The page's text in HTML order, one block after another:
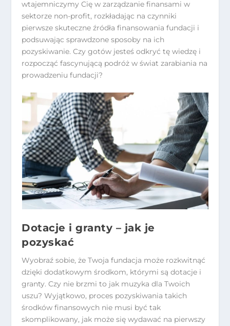
wtajemniczymy Cię w zarządzanie finansami w
sektorze non-profit, rozkładając na czynniki
pierwsze skuteczne źródła finansowania fundacji i
podsuwając sprawdzone sposoby na ich
pozyskiwanie. Czy gotów jesteś odkryć tę wiedzę i
rozpocząć fascynującą podróż w świat zarabiania na
prowadzeniu fundacji?
Dotacje i granty – jak je
pozyskać
Wyobraź sobie, że Twoja fundacja może rozkwitnąć
dzięki dodatkowym środkom, którymi są dotacje i
granty. Czy nie brzmi to jak muzyka dla Twoich
uszu? Wyjątkowo, proces pozyskiwania takich
środków finansowych nie musi być tak
skomplikowany, jak może się wydawać na pierwszy